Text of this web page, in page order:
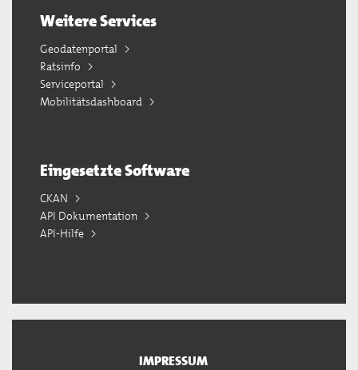
Weitere Services
Geodatenportal
Ratsinfo
Serviceportal
Mobilitätsdashboard
Eingesetzte Software
CKAN
API Dokumentation
API-Hilfe
IMPRESSUM